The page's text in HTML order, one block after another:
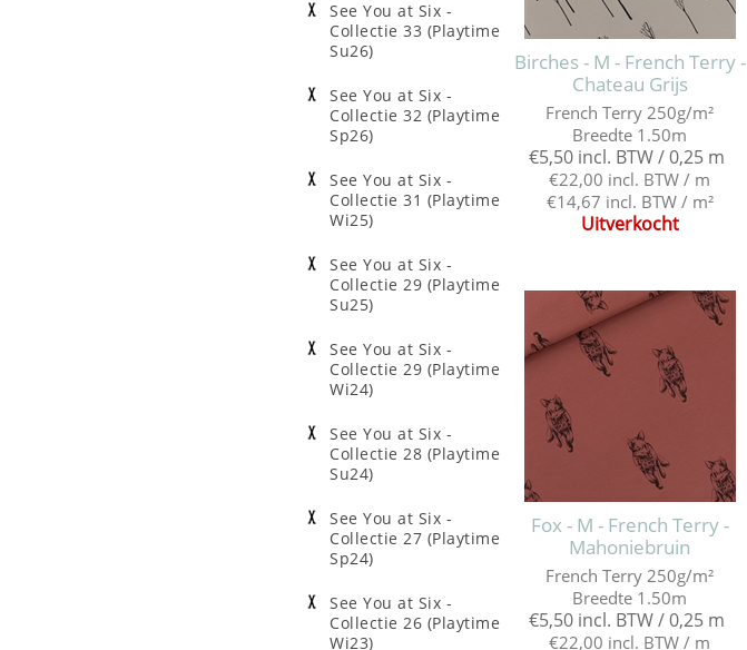
Birches - M - French Terry -
Chateau Grijs
French Terry 250g/m²
Breedte 1.50m
€5,50 incl. BTW / 0,25 m
€22,00 incl. BTW / m
€14,67 incl. BTW / m²
Uitverkocht
Fox - M - French Terry -
Mahoniebruin
French Terry 250g/m²
Breedte 1.50m
€5,50 incl. BTW / 0,25 m
€22,00 incl. BTW / m
See You at Six -
Collectie 33 (Playtime
Su26)
See You at Six -
Collectie 32 (Playtime
Sp26)
See You at Six -
Collectie 31 (Playtime
Wi25)
See You at Six -
Collectie 29 (Playtime
Su25)
See You at Six -
Collectie 29 (Playtime
Wi24)
See You at Six -
Collectie 28 (Playtime
Su24)
See You at Six -
Collectie 27 (Playtime
Sp24)
See You at Six -
Collectie 26 (Playtime
Wi23)